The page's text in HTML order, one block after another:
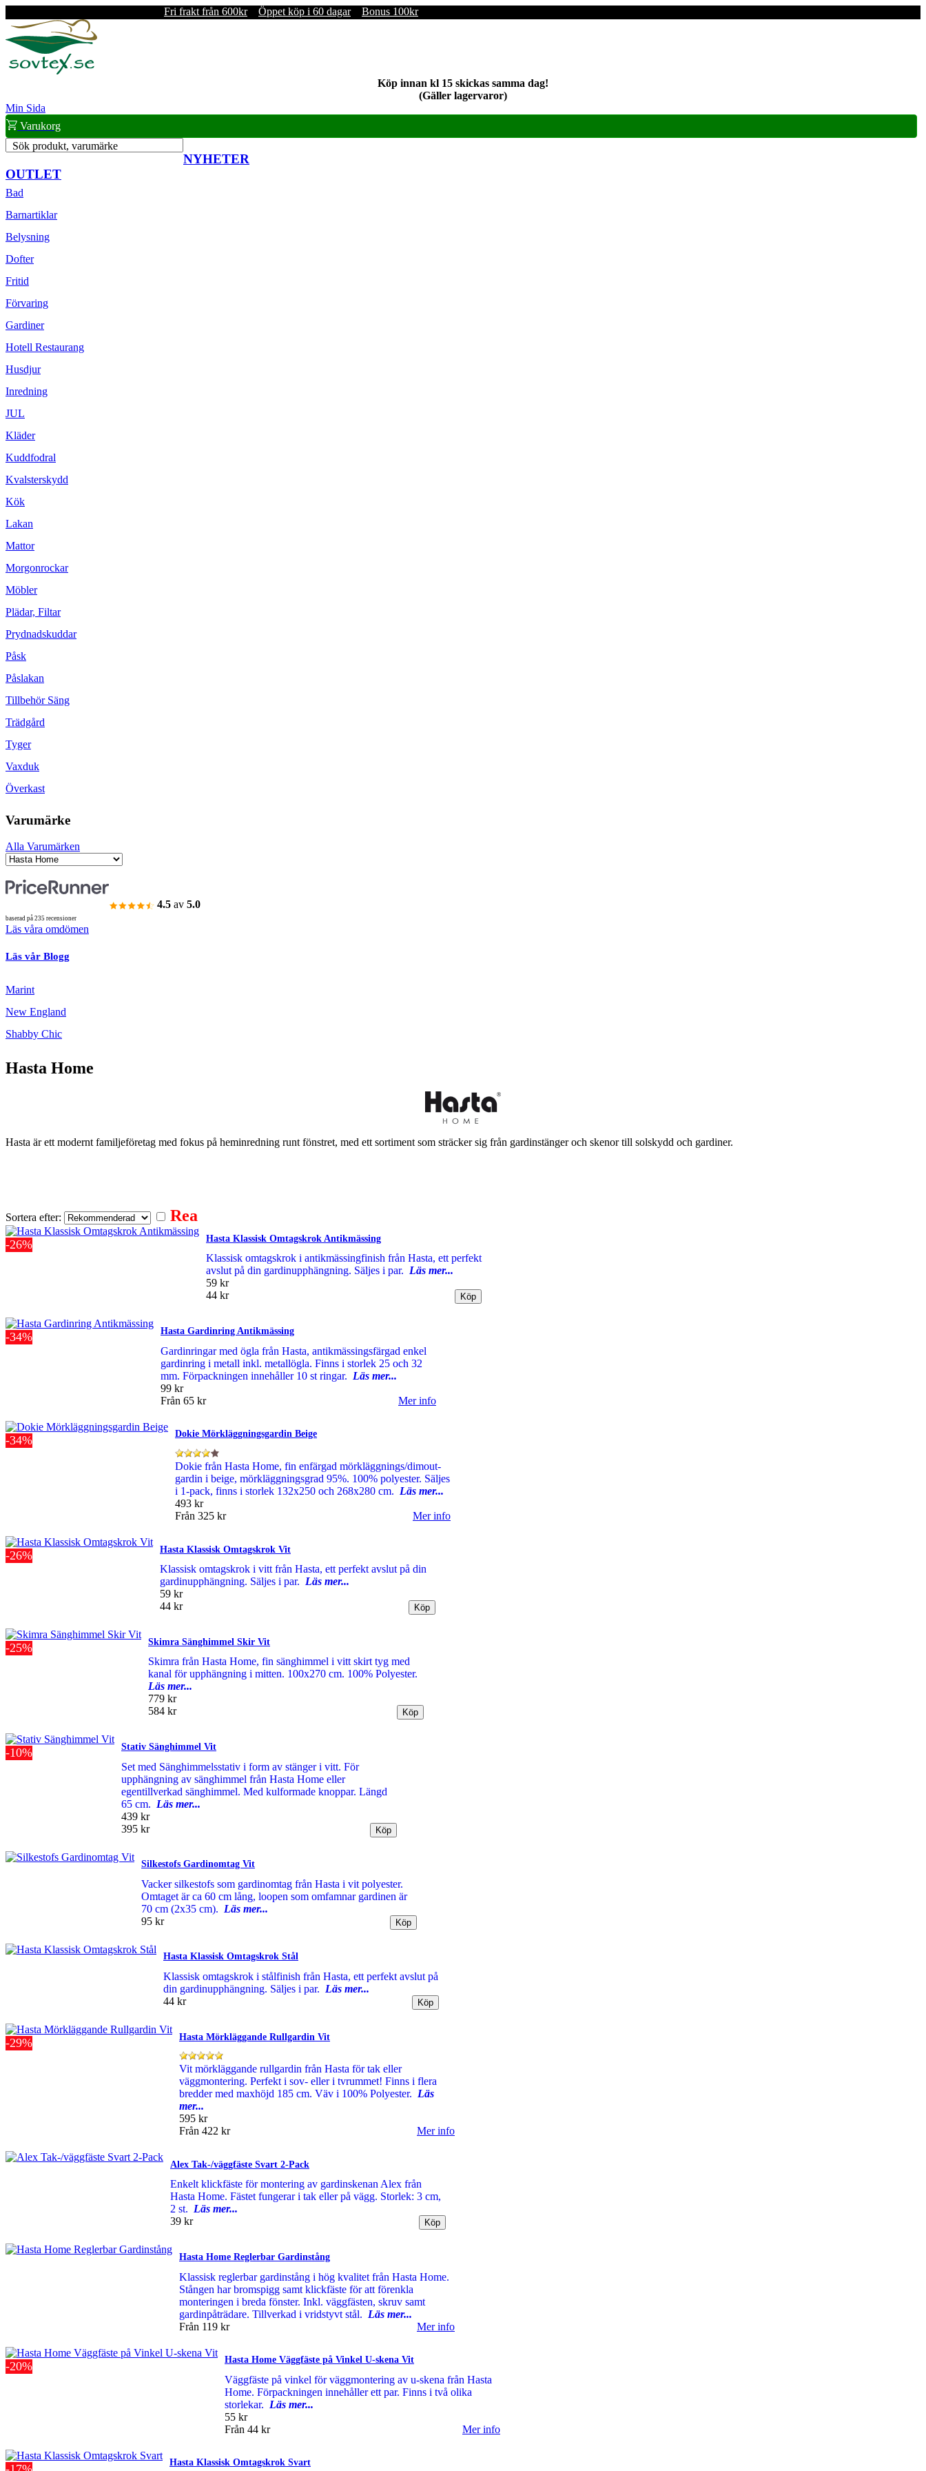
Fri frakt från 600kr Öppet köp i 60 dagar Bonus 100kr
Köp innan kl 15 skickas samma dag!
(Gäller lagervaror)
Min Sida
Varukorg
Sök produkt, varumärke
NYHETER
OUTLET
Bad
Barnartiklar
Belysning
Dofter
Fritid
Förvaring
Gardiner
Hotell Restaurang
Husdjur
Inredning
JUL
Kläder
Kuddfodral
Kvalsterskydd
Kök
Lakan
Mattor
Morgonrockar
Möbler
Plädar, Filtar
Prydnadskuddar
Påsk
Påslakan
Tillbehör Säng
Trädgård
Tyger
Vaxduk
Överkast
Varumärke
Alla Varumärken
4.5 av 5.0
baserad på 235 recensioner
Läs våra omdömen
Läs vår Blogg
Marint
New England
Shabby Chic
Hasta Home
Hasta är ett modernt familjeföretag med fokus på heminredning runt fönstret, med ett sortiment som sträcker sig från gardinstänger och skenor till solskydd och gardiner.
Sortera efter: Rea
-26% Hasta Klassisk Omtagskrok Antikmässing
Klassisk omtagskrok i antikmässingfinish från Hasta, ett perfekt
avslut på din gardinupphängning. Säljes i par. Läs mer...
59 kr
44 kr
-34% Hasta Gardinring Antikmässing
Gardinringar med ögla från Hasta, antikmässingsfärgad enkel
gardinring i metall inkl. metallögla. Finns i storlek 25 och 32
mm. Förpackningen innehåller 10 st ringar. Läs mer...
99 kr
Från 65 kr Mer info
-34% Dokie Mörkläggningsgardin Beige
Dokie från Hasta Home, fin enfärgad mörkläggnings/dimout-
gardin i beige, mörkläggningsgrad 95%. 100% polyester. Säljes
i 1-pack, finns i storlek 132x250 och 268x280 cm. Läs mer...
493 kr
Från 325 kr Mer info
-26% Hasta Klassisk Omtagskrok Vit
Klassisk omtagskrok i vitt från Hasta, ett perfekt avslut på din
gardinupphängning. Säljes i par. Läs mer...
59 kr
44 kr
-25% Skimra Sänghimmel Skir Vit
Skimra från Hasta Home, fin sänghimmel i vitt skirt tyg med
kanal för upphängning i mitten. 100x270 cm. 100% Polyester.
Läs mer...
779 kr
584 kr
-10% Stativ Sänghimmel Vit
Set med Sänghimmelsstativ i form av stänger i vitt. För
upphängning av sänghimmel från Hasta Home eller
egentillverkad sänghimmel. Med kulformade knoppar. Längd
65 cm. Läs mer...
439 kr
395 kr
Silkestofs Gardinomtag Vit
Vacker silkestofs som gardinomtag från Hasta i vit polyester.
Omtaget är ca 60 cm lång, loopen som omfamnar gardinen är
70 cm (2x35 cm). Läs mer...
95 kr
Hasta Klassisk Omtagskrok Stål
Klassisk omtagskrok i stålfinish från Hasta, ett perfekt avslut på
din gardinupphängning. Säljes i par. Läs mer...
44 kr
-29% Hasta Mörkläggande Rullgardin Vit
Vit mörkläggande rullgardin från Hasta för tak eller
väggmontering. Perfekt i sov- eller i tvrummet! Finns i flera
bredder med maxhöjd 185 cm. Väv i 100% Polyester. Läs
mer...
595 kr
Från 422 kr Mer info
Alex Tak-/väggfäste Svart 2-Pack
Enkelt klickfäste för montering av gardinskenan Alex från
Hasta Home. Fästet fungerar i tak eller på vägg. Storlek: 3 cm,
2 st. Läs mer...
39 kr
Hasta Home Reglerbar Gardinstång
Klassisk reglerbar gardinstång i hög kvalitet från Hasta Home.
Stången har bromspigg samt klickfäste för att förenkla
monteringen i breda fönster. Inkl. väggfästen, skruv samt
gardinpåträdare. Tillverkad i vridstyvt stål. Läs mer...
Från 119 kr Mer info
-20% Hasta Home Väggfäste på Vinkel U-skena Vit
Väggfäste på vinkel för väggmontering av u-skena från Hasta
Home. Förpackningen innehåller ett par. Finns i två olika
storlekar. Läs mer...
55 kr
Från 44 kr Mer info
Hasta Klassisk Omtagskrok Svart